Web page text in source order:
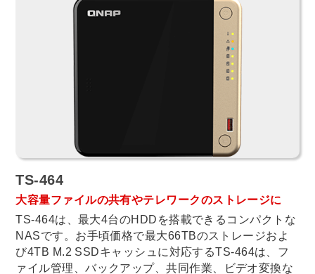
TS-464
大容量ファイルの共有やテレワークのストレージに
TS-464は、最大4台のHDDを搭載できるコンパクトな
NASです。お手頃価格で最大66TBのストレージおよ
び4TB M.2 SSDキャッシュに対応するTS-464は、フ
ァイル管理、バックアップ、共同作業、ビデオ変換な